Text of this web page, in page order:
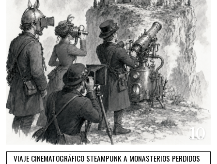
10
VIAJE CINEMATOGRÁFICO STEAMPUNK A MONASTERIOS PERDIDOS